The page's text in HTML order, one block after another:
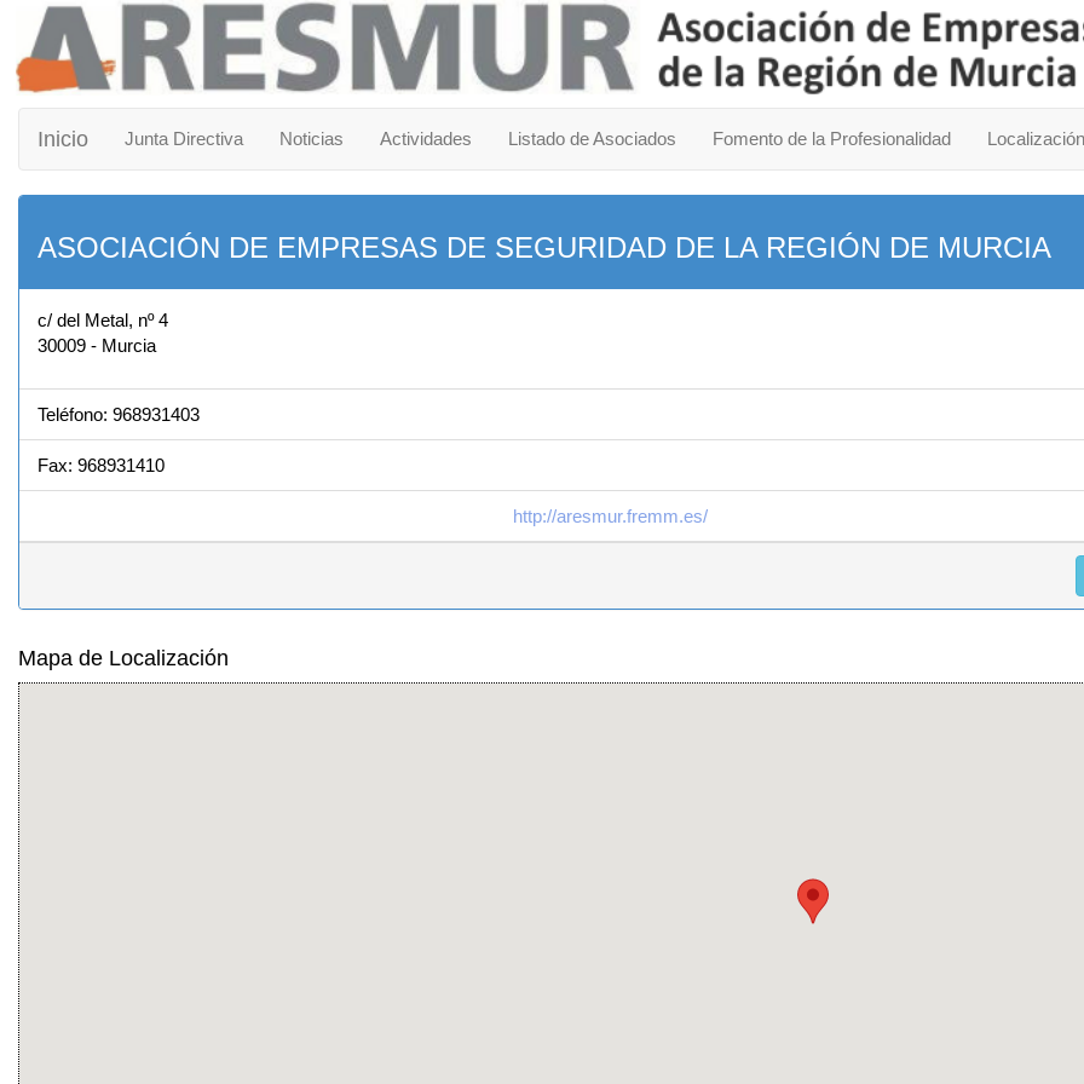
Inicio Junta Directiva Noticias Actividades Listado de Asociados Fomento de la Profesionalidad Localización
ASOCIACIÓN DE EMPRESAS DE SEGURIDAD DE LA REGIÓN DE MURCIA
c/ del Metal, nº 4
30009 - Murcia
Teléfono: 968931403
Fax: 968931410
http://aresmur.fremm.es/
Mapa de Localización